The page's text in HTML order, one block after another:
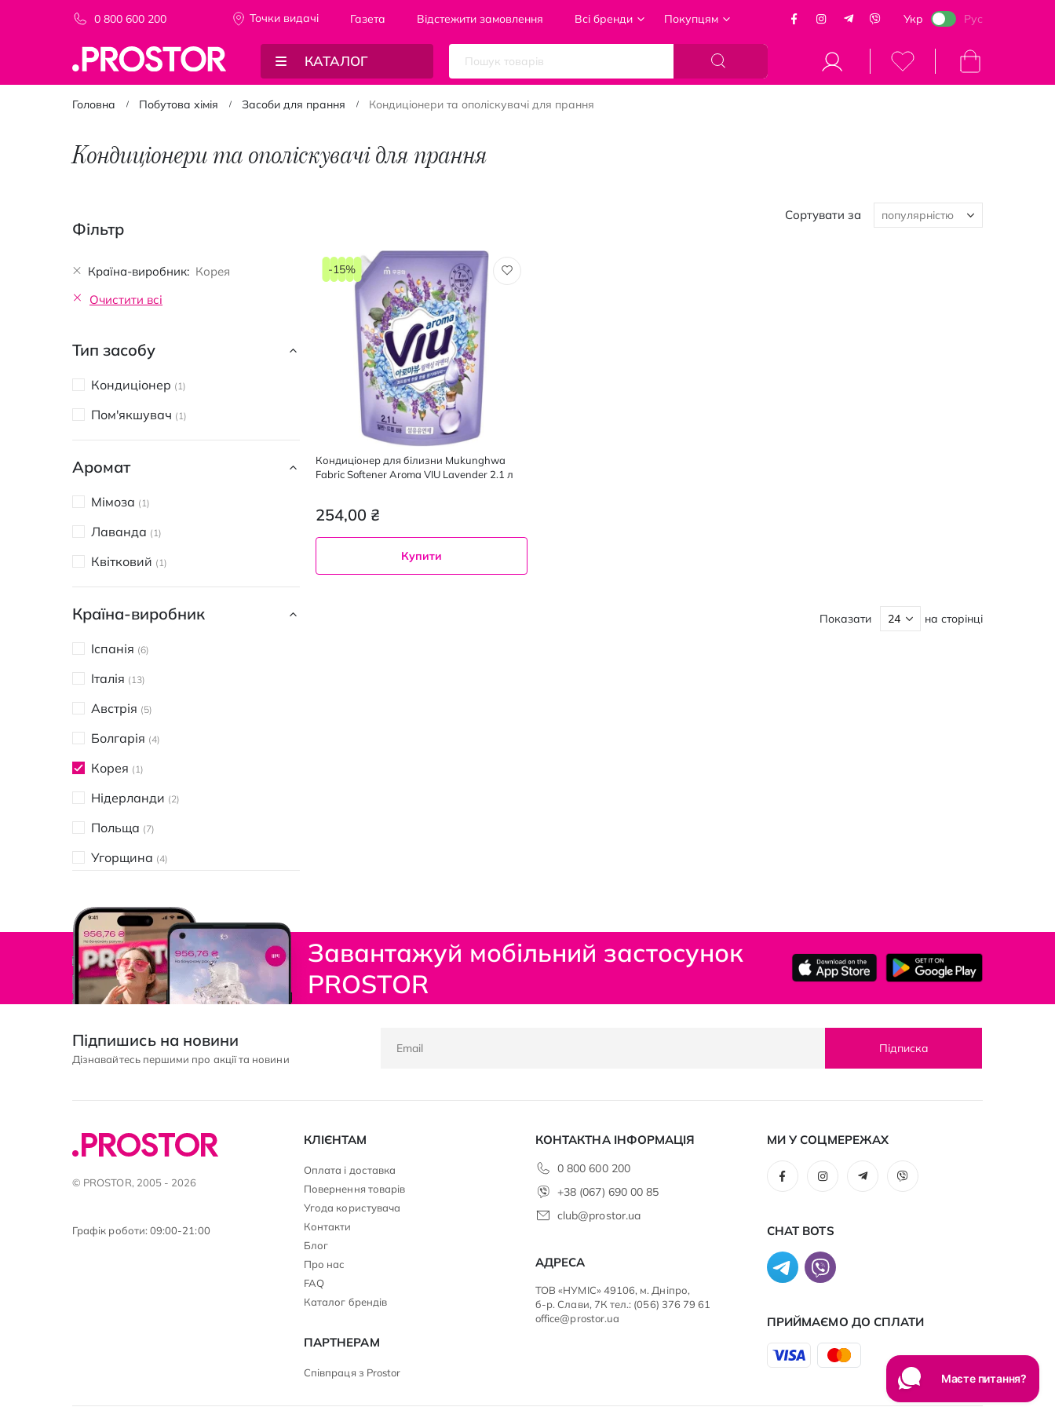
0 800 600 200 Точки видачi Газета Відстежити замовлення Всі бренди Покупцям Укр Рус
КАТАЛОГ Кошик
Головна Побутова хімія Засоби для прання Кондиціонери та ополіскувачі для прання
Кондиціонери та ополіскувачі для прання
Сортувати за
Кондиціонер для білизни Mukunghwa
Fabric Softener Aroma VIU Lavender 2.1 л
254,00 ₴
-15%
Купити
Показати
на сторінці
Фільтр
Країна-виробник
Корея
Очистити всі
Тип засобу
Кондиціонер 1
Пом'якшувач 1
Аромат
Мімоза 1
Лаванда 1
Квітковий 1
Країна-виробник
Іспанія 6
Італія 13
Австрія 5
Болгарія 4
Корея 1
Нідерланди 2
Польща 7
Угорщина 4
Чехія 6
Завантажуй мобільний застосунок
PROSTOR
Підпишись на новини
Дізнавайтесь першими про акції та новини
Підписка
© PROSTOR, 2005 - 2026
Графік роботи: 09:00-21:00
КЛІЄНТАМ
Оплата і доставка
Повернення товарів
Угода користувача
Контакти
Блог
Про нас
FAQ
Каталог брендів
ПАРТНЕРАМ
Співпраця з Prostor
КОНТАКТНА ІНФОРМАЦІЯ
0 800 600 200
+38 (067) 690 00 85
club@prostor.ua
АДРЕСА
ТОВ «НУМІС» 49106, м. Дніпро,
б-р. Слави, 7К тел.: (056) 376 79 61
office@prostor.ua
МИ У СОЦМЕРЕЖАХ
CHAT BOTS
ПРИЙМАЄМО ДО CПЛАТИ
Маєте питання?